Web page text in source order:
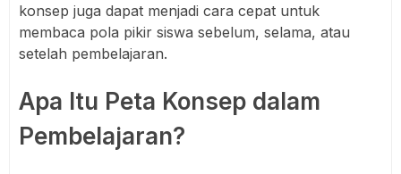
konsep juga dapat menjadi cara cepat untuk
membaca pola pikir siswa sebelum, selama, atau
setelah pembelajaran.
Apa Itu Peta Konsep dalam
Pembelajaran?